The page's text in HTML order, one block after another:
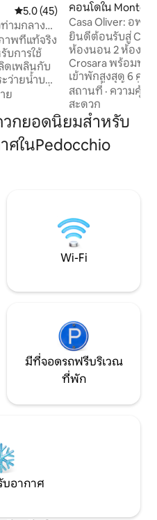
คะแนนเฉลี่ย 5.0 จาก 5, 45 รีวิว
5.0 (45)
ามกลาง
าพที่แท้จริง
บการใช้
ดเพลินกับ
ว่ายน้ำบน
างแจ้งที่มี
นทุก
การ
ห้ช้าลง
ย
คอนโดใน
sara
Casa Oliver: อพาร์
นา วิเชนซา
ยินดีต้อนรับสู่
ห้องนอน 2 ห้องน้ำ
Crosara พร้อมทาง
เข้าพักสูงสุด 6 คน
รอบพร้อมพื้นที่พัก
ครัวครบครัน โต๊ะ
• ที่จอดรถฟรีด้าน
อากาศ เครื่องทำค
รวดเร็ว • อยู่ใกล้กั
สถานที่ · ความคุ้ม
สะดวก
กยอดนิยมสำหรับ
ในPedocchio
Wi-Fi
มีที่จอดรถฟรีบริเวณ
ที่พัก
บอากาศ